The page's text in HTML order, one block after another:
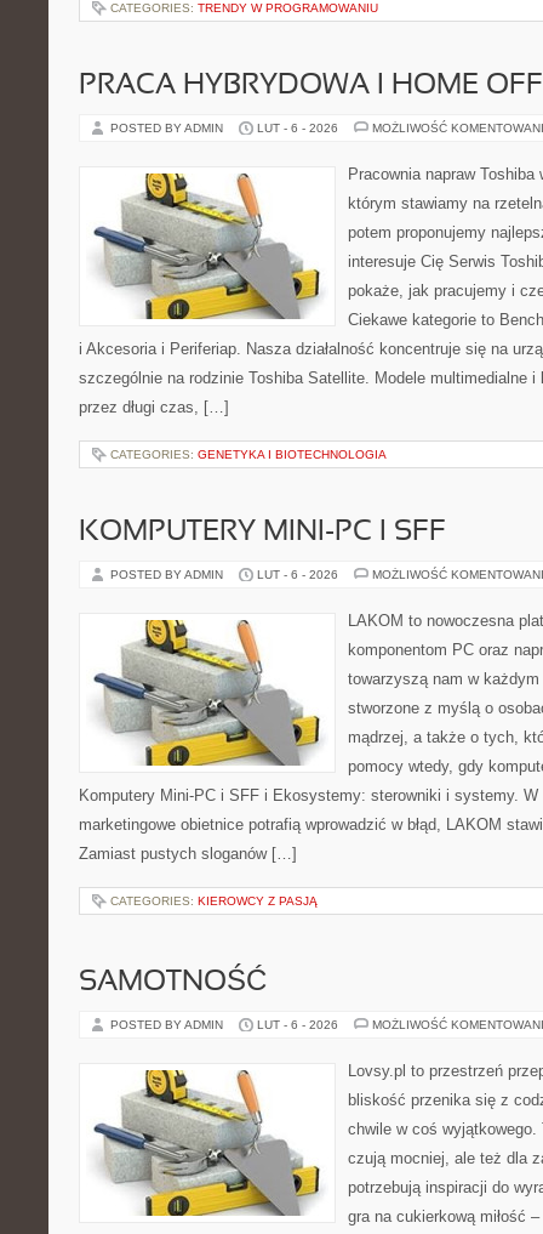
CATEGORIES: TRENDY W PROGRAMOWANIU
PRACA HYBRYDOWA I HOME
POSTED BY ADMIN LUT - 6 - 2026 MOŻLIWOŚĆ
Pracownia napraw
którym stawiamy na
potem proponujemy
interesuje Cię Serwis
pokaże, jak pracujemy i
Ciekawe kategorie to
i Akcesoria i Periferiap. Nasza działalność koncentruje się na
szczególnie na rodzinie Toshiba Satellite. Modele multimedialne i
przez długi czas, […]
CATEGORIES: GENETYKA I BIOTECHNOLOGIA
KOMPUTERY MINI-PC I SFF
POSTED BY ADMIN LUT - 6 - 2026 MOŻLIWOŚĆ
LAKOM to nowoczesna
komponentom PC oraz
towarzyszą nam w
stworzone z myślą o
mądrzej, a także o tych,
pomocy wtedy, gdy
Komputery Mini-PC i SFF i Ekosystemy: sterowniki i systemy.
marketingowe obietnice potrafią wprowadzić w błąd, LAKOM
Zamiast pustych sloganów […]
CATEGORIES: KIEROWCY Z PASJĄ
SAMOTNOŚĆ
POSTED BY ADMIN LUT - 6 - 2026 MOŻLIWOŚĆ
Lovsy.pl to przestrzeń
bliskość przenika się z
chwile w coś
czują mocniej, ale też dla
potrzebują inspiracji do
gra na cukierkową miłość